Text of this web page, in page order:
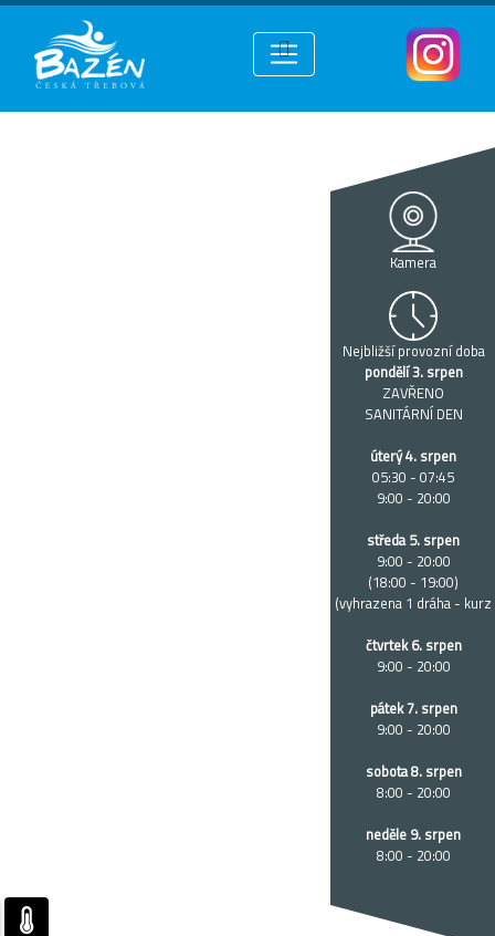
Kamera
Nejbližší provozní doba
pondělí 3. srpen
ZAVŘENO
SANITÁRNÍ DEN
úterý 4. srpen
05:30 - 07:45
9:00 - 20:00
středa 5. srpen
9:00 - 20:00
(18:00 - 19:00)
(vyhrazena 1 dráha - kurz
čtvrtek 6. srpen
9:00 - 20:00
pátek 7. srpen
9:00 - 20:00
sobota 8. srpen
8:00 - 20:00
neděle 9. srpen
8:00 - 20:00